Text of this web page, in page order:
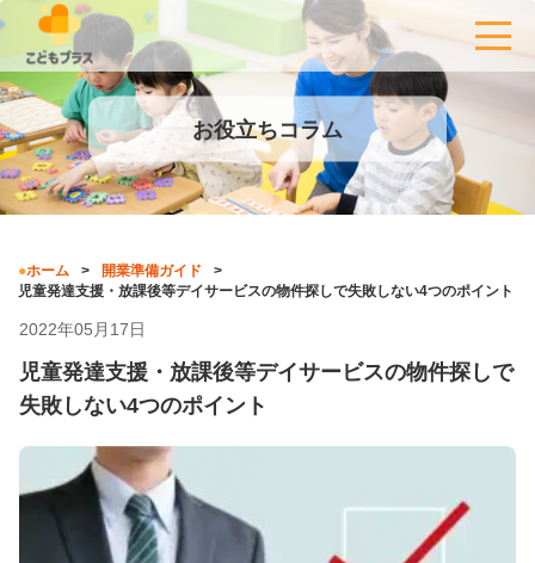
お役立ちコラム
ホーム
開業準備ガイド
児童発達支援・放課後等デイサービスの物件探しで失敗しない4つのポイント
2022年05月17日
児童発達支援・放課後等デイサービスの物件探しで
失敗しない4つのポイント